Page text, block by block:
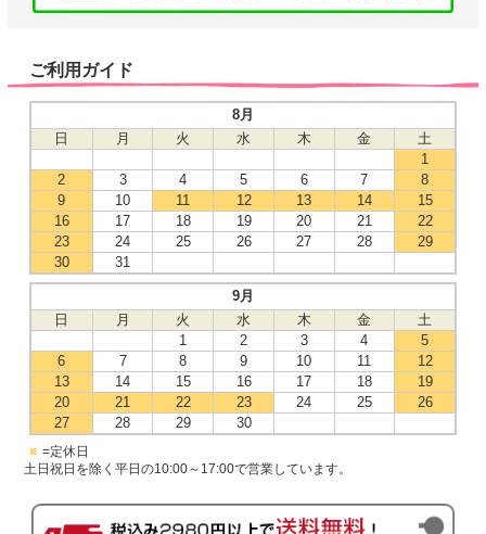
ご利用ガイド
8月
日
月 火 水 木 金
土
1
2
3 4 5 6 7
8
9
10 11 12 13 14
15
16
17 18 19 20 21
22
23
24 25 26 27 28
29
30
31
9月
日
月 火 水 木 金
土
1
2 3 4
5
6
7 8 9 10 11
12
13
14 15 16 17 18
19
20
21 22 23 24 25
26
27
28 29 30
■ =定休日
土日祝日を除く平日の10:00～17:00で営業しています。